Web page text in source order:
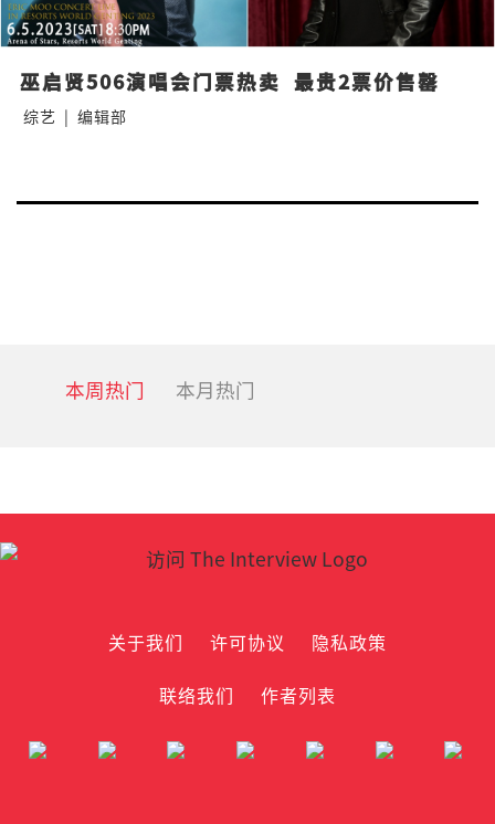
巫启贤506演唱会门票热卖  最贵2票价售罄
综艺 | 编辑部
本周热门 本月热门
关于我们 许可协议
隐私政策
联络我们
作者列表